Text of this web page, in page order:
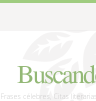
Frases célebres, Citas